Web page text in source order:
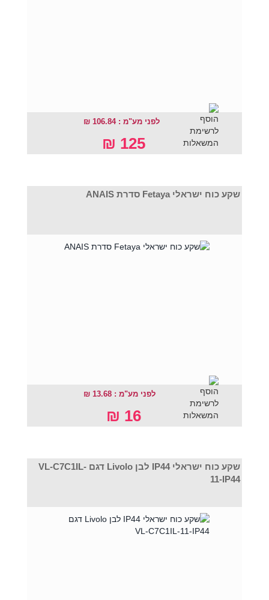
לפני מע"מ : 106.84 ₪
125 ₪
שקע כוח ישראלי Fetaya סדרת ANAIS
לפני מע"מ : 13.68 ₪
16 ₪
שקע כוח ישראלי IP44 לבן Livolo דגם VL-C7C1IL-
11-IP44